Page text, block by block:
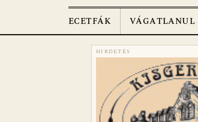
ECETFÁK VÁGATLANUL
HIRDETÉS